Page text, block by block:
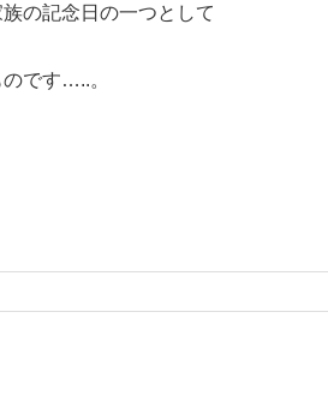
の記念日の一つとして
です…..。